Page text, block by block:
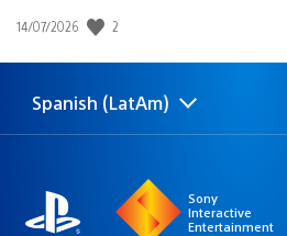
Fecha
publicación:
14/07/2026 2
Elige
una
Región
actual:
Spanish (LatAm)
Sony
Interactive
Entertainment